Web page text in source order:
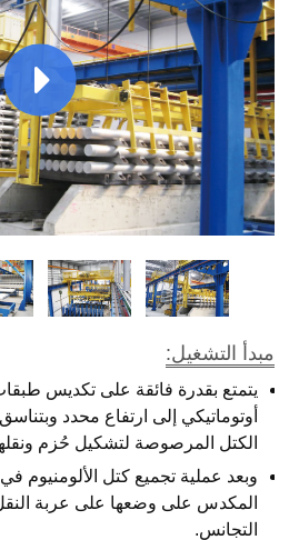
مبدأ التشغيل:
يتمتع بقدرة فائقة على تكديس
أوتوماتيكي إلى ارتفاع محدد
الكتل المرصوصة لتشكيل حُزم ونقلها
وبعد عملية تجميع كتل الألومنيوم
المكدس على وضعها على عربة
التجانس.